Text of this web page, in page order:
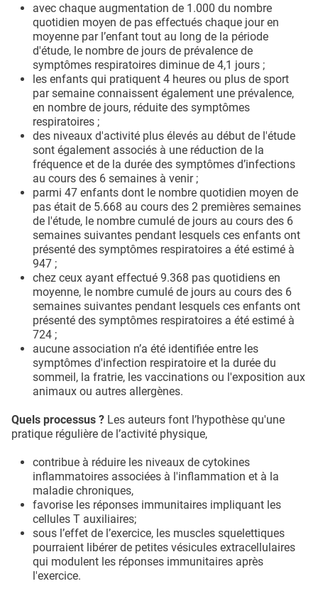
avec chaque augmentation de 1.000 du nombre
quotidien moyen de pas effectués chaque jour en
moyenne par l’enfant tout au long de la période
d'étude, le nombre de jours de prévalence de
symptômes respiratoires diminue de 4,1 jours ;
les enfants qui pratiquent 4 heures ou plus de sport
par semaine connaissent également une prévalence,
en nombre de jours, réduite des symptômes
respiratoires ;
des niveaux d'activité plus élevés au début de l'étude
sont également associés à une réduction de la
fréquence et de la durée des symptômes d’infections
au cours des 6 semaines à venir ;
parmi 47 enfants dont le nombre quotidien moyen de
pas était de 5.668 au cours des 2 premières semaines
de l'étude, le nombre cumulé de jours au cours des 6
semaines suivantes pendant lesquels ces enfants ont
présenté des symptômes respiratoires a été estimé à
947 ;
chez ceux ayant effectué 9.368 pas quotidiens en
moyenne, le nombre cumulé de jours au cours des 6
semaines suivantes pendant lesquels ces enfants ont
présenté des symptômes respiratoires a été estimé à
724 ;
aucune association n’a été identifiée entre les
symptômes d'infection respiratoire et la durée du
sommeil, la fratrie, les vaccinations ou l'exposition aux
animaux ou autres allergènes.
Quels processus ? Les auteurs font l’hypothèse qu'une
pratique régulière de l’activité physique,
contribue à réduire les niveaux de cytokines
inflammatoires associées à l'inflammation et à la
maladie chroniques,
favorise les réponses immunitaires impliquant les
cellules T auxiliaires;
sous l’effet de l’exercice, les muscles squelettiques
pourraient libérer de petites vésicules extracellulaires
qui modulent les réponses immunitaires après
l'exercice.